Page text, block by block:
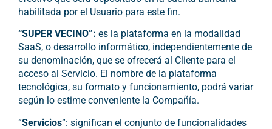
habilitada por el Usuario para este fin.
“SUPER VECINO”:es la plataforma en la modalidad
SaaS, o desarrollo informático, independientemente de
su denominación, que se ofrecerá al Cliente para el
acceso al Servicio. El nombre de la plataforma
tecnológica, su formato y funcionamiento, podrá variar
según lo estime conveniente la Compañía.
“Servicios”: significan el conjunto de funcionalidades